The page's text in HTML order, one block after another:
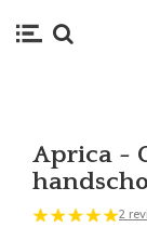
Aprica -
2